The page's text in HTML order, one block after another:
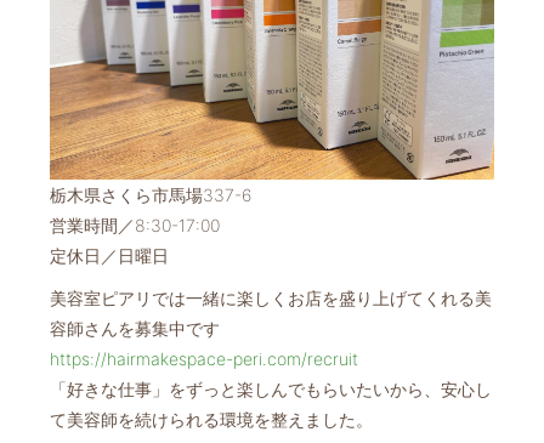
栃木県さくら市馬場337-6
営業時間／8:30-17:00
定休日／日曜日
美容室ピアリでは一緒に楽しくお店を盛り上げてくれる美
容師さんを募集中です
https://hairmakespace-peri.com/recruit
「好きな仕事」をずっと楽しんでもらいたいから、安心し
て美容師を続けられる環境を整えました。